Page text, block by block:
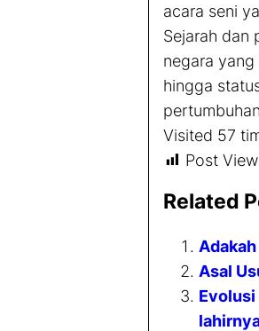
acara seni
Sejarah dan
negara
hingga
Visited 57
Post
Related
Asal
Evolusi